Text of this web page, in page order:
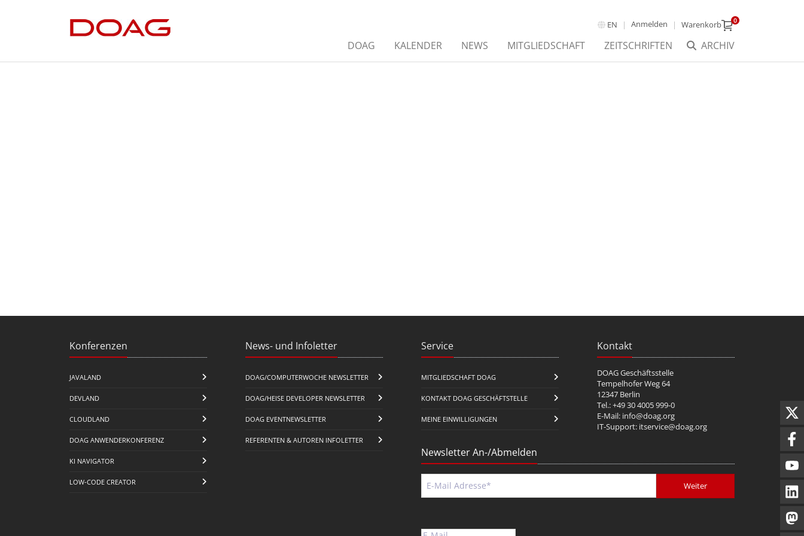
EN Anmelden Warenkorb 0
ARCHIV
DOAG KALENDER NEWS MITGLIEDSCHAFT ZEITSCHRIFTEN
Konferenzen
JAVALAND
DEVLAND
CLOUDLAND
DOAG ANWENDERKONFERENZ
KI NAVIGATOR
LOW-CODE CREATOR
News- und Infoletter
DOAG/COMPUTERWOCHE NEWSLETTER
DOAG/HEISE DEVELOPER NEWSLETTER
DOAG EVENTNEWSLETTER
REFERENTEN & AUTOREN INFOLETTER
Service
MITGLIEDSCHAFT DOAG
KONTAKT DOAG GESCHÄFTSTELLE
MEINE EINWILLIGUNGEN
Kontakt
DOAG Geschäftsstelle
Tempelhofer Weg 64
12347 Berlin
Tel.: +49 30 4005 999-0
E-Mail: info@doag.org
IT-Support: itservice@doag.org
Newsletter An-/Abmelden
Weiter